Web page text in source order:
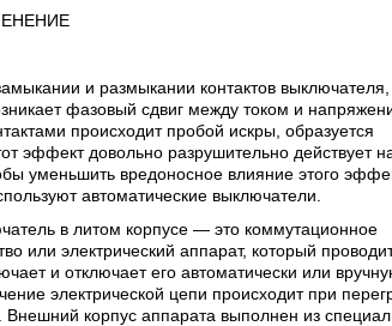
и размыкании контактов выключателя,
фазовый сдвиг между током и
происходит пробой искры, образуется
эффект довольно разрушительно действует
уменьшить вредоносное влияние этого
автоматические выключатели.
в литом корпусе — это коммутационное
или электрический аппарат, который
и отключает его автоматически или
электрической цепи происходит при
Внешний корпус аппарата выполнен из